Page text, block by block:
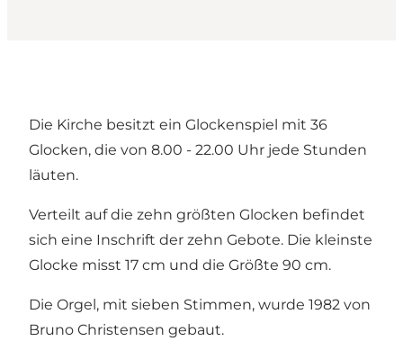
Die Kirche besitzt ein Glockenspiel mit 36
Glocken, die von 8.00 - 22.00 Uhr jede Stunden
läuten.
Verteilt auf die zehn größten Glocken befindet
sich eine Inschrift der zehn Gebote. Die kleinste
Glocke misst 17 cm und die Größte 90 cm.
Die Orgel, mit sieben Stimmen, wurde 1982 von
Bruno Christensen gebaut.